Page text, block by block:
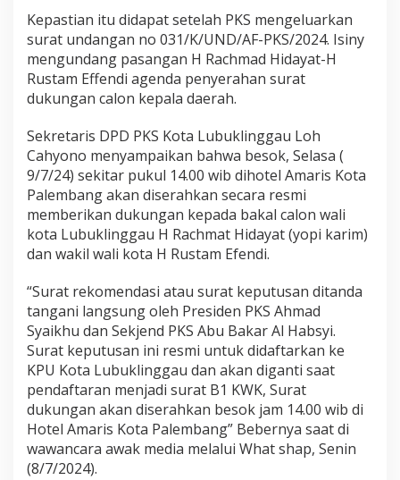
a
m
E
f
e
n
R
e
s
m
i
D
i
d
k
u
n
g
P
K
S
Kepastian itu didapat setelah PKS mengeluarkan
surat undangan no 031/K/UND/AF-PKS/2024. Isiny
mengundang pasangan H Rachmad Hidayat-H
Rustam Effendi agenda penyerahan surat
dukungan calon kepala daerah.
Sekretaris DPD PKS Kota Lubuklinggau Loh
Cahyono menyampaikan bahwa besok, Selasa (
9/7/24) sekitar pukul 14.00 wib dihotel Amaris Kota
Palembang akan diserahkan secara resmi
memberikan dukungan kepada bakal calon wali
kota Lubuklinggau H Rachmat Hidayat (yopi karim)
dan wakil wali kota H Rustam Efendi.
“Surat rekomendasi atau surat keputusan ditanda
tangani langsung oleh Presiden PKS Ahmad
Syaikhu dan Sekjend PKS Abu Bakar Al Habsyi.
Surat keputusan ini resmi untuk didaftarkan ke
KPU Kota Lubuklinggau dan akan diganti saat
pendaftaran menjadi surat B1 KWK, Surat
dukungan akan diserahkan besok jam 14.00 wib di
Hotel Amaris Kota Palembang” Bebernya saat di
wawancara awak media melalui What shap, Senin
(8/7/2024).